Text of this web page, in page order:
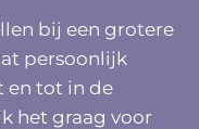
bij een grotere
persoonlijk
en tot in de
het graag voor